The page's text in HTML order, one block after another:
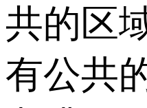
共的区
有公共